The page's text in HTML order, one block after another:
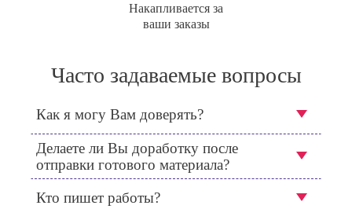
Накапливается за
ваши заказы
Часто задаваемые вопросы
Как я могу Вам доверять?
Делаете ли Вы доработку после
отправки готового материала?
Кто пишет работы?